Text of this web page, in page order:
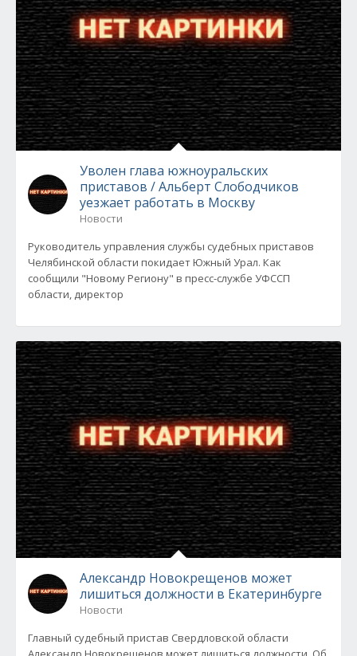
Уволен глава южноуральских
приставов / Альберт Слободчиков
уезжает работать в Москву
Новости
Руководитель управления службы судебных приставов
Челябинской области покидает Южный Урал. Как
сообщили "Новому Региону" в пресс-службе УФССП
области, директор
Александр Новокрещенов может
лишиться должности в Екатеринбурге
Новости
Главный судебный пристав Свердловской области